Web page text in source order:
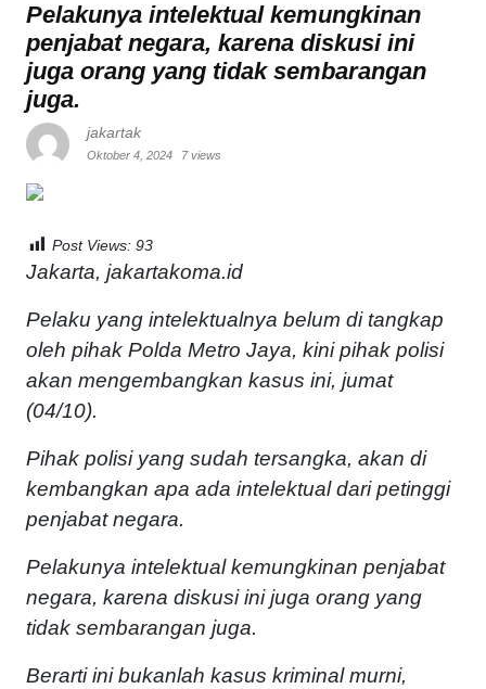
Pelakunya intelektual kemungkinan
penjabat negara, karena diskusi ini
juga orang yang tidak sembarangan
juga.
jakartak
Oktober 4, 2024 7 views
Post Views: 93
Jakarta, jakartakoma.id
Pelaku yang intelektualnya belum di tangkap
oleh pihak Polda Metro Jaya, kini pihak polisi
akan mengembangkan kasus ini, jumat
(04/10).
Pihak polisi yang sudah tersangka, akan di
kembangkan apa ada intelektual dari petinggi
penjabat negara.
Pelakunya intelektual kemungkinan penjabat
negara, karena diskusi ini juga orang yang
tidak sembarangan juga.
Berarti ini bukanlah kasus kriminal murni,